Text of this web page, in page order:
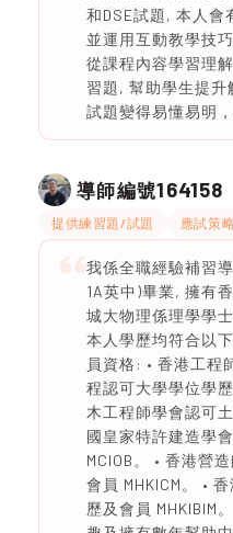
和DSE試題, 本人會
並運用互動教學技
從課程內容學習理
習題, 幫助學生提
試題變得易懂易明
導師編號164158
提供練習題/試題 應試策
我係全職經驗補習
1A英中)畢業, 擁有
城大物理係理學學
本人學歷均符合以
員資格: • 香港工程
程認可大學學位學
木工程師學會認可
國皇家特許建造學
MCIOB。 • 香港營
會員 MHKICM。 •
歷及會員 MHKIBIM